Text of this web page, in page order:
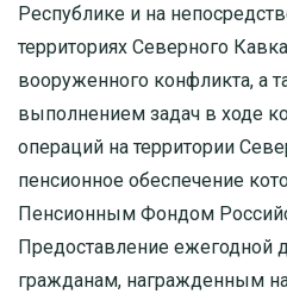
Республике и на
территориях Северного
вооруженного конфликта, а
выполнением задач в ходе
операций на территории
пенсионное обеспечение
Пенсионным Фондом
Предоставление ежегодной
гражданам, награжденным